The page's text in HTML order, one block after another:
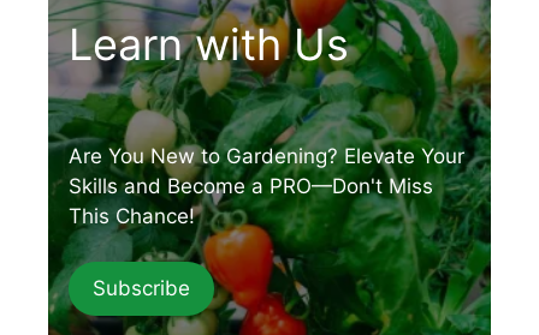
Learn with Us
Are You New to Gardening? Elevate Your
Skills and Become a PRO—Don't Miss
This Chance!
Subscribe